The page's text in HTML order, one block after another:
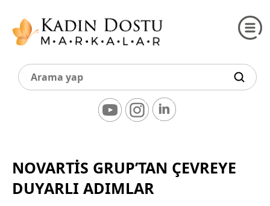
NOVARTİS GRUP’TAN ÇEVREYE
DUYARLI ADIMLAR